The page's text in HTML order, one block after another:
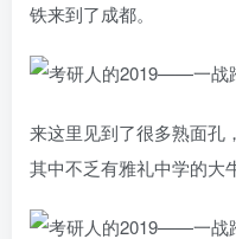
铁来到了成都。
来这里见到了很多熟面孔
其中不乏有雅礼中学的大